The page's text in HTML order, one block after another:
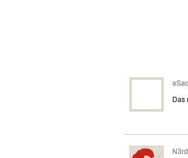
aSaq
Das